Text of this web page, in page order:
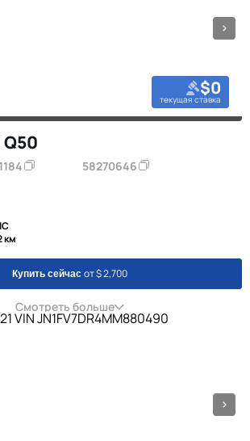
$0
текущая ставка
Q50
58270646
км
Купить сейчас от $ 2,700
Смотреть больше